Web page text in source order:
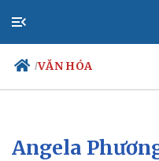
/VĂN HÓA
Chính trị
Angela